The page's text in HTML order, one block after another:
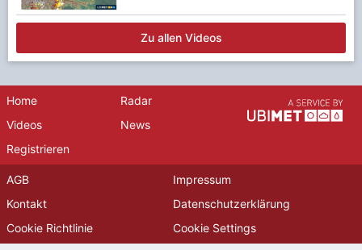
Zu allen Videos
Home
Radar
Videos
News
Registrieren
AGB
Impressum
Kontakt
Datenschutzerklärung
Cookie Richtlinie
Cookie Settings